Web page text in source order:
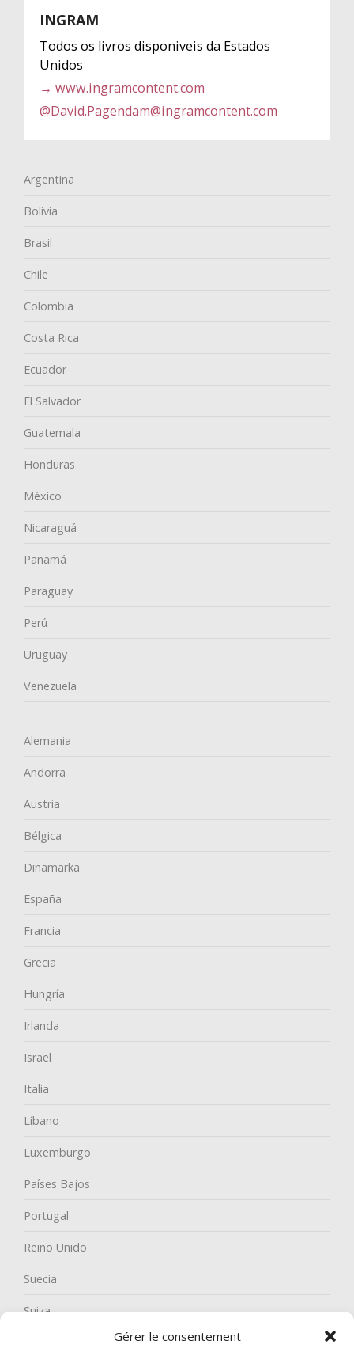
Gérer le consentement
INGRAM
Todos os livros disponiveis da Estados
Unidos
→ www.ingramcontent.com
@David.Pagendam@ingramcontent.com
Argentina
Bolivia
Brasil
Chile
Colombia
Costa Rica
Ecuador
El Salvador
Guatemala
Honduras
México
Nicaraguá
Panamá
Paraguay
Perú
Uruguay
Venezuela
Alemania
Andorra
Austria
Bélgica
Dinamarka
España
Francia
Grecia
Hungría
Irlanda
Israel
Italia
Líbano
Luxemburgo
Países Bajos
Portugal
Reino Unido
Suecia
Suiza